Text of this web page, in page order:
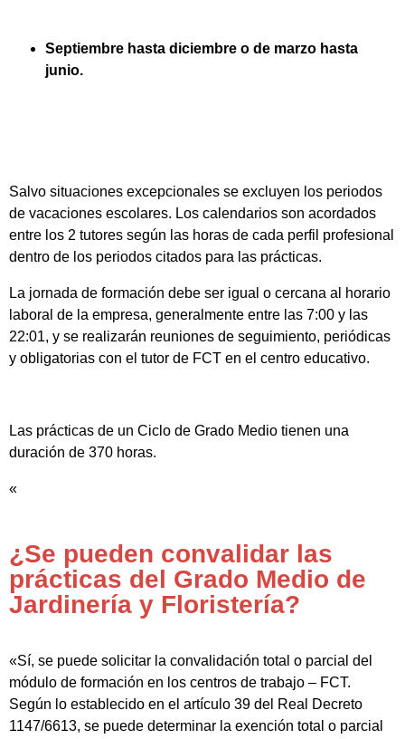
Septiembre hasta diciembre o de marzo hasta
junio.
Salvo situaciones excepcionales se excluyen los periodos
de vacaciones escolares. Los calendarios son acordados
entre los 2 tutores según las horas de cada perfil profesional
dentro de los periodos citados para las prácticas.
La jornada de formación debe ser igual o cercana al horario
laboral de la empresa, generalmente entre las 7:00 y las
22:01, y se realizarán reuniones de seguimiento, periódicas
y obligatorias con el tutor de FCT en el centro educativo.
Las prácticas de un Ciclo de Grado Medio tienen una
duración de 370 horas.
«
¿Se pueden convalidar las
prácticas del Grado Medio de
Jardinería y Floristería?
«Sí, se puede solicitar la convalidación total o parcial del
módulo de formación en los centros de trabajo – FCT.
Según lo establecido en el artículo 39 del Real Decreto
1147/6613, se puede determinar la exención total o parcial